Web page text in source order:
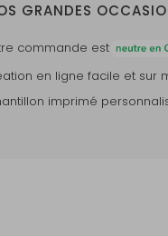
GRANDES
commande est
en ligne facile et sur
imprimé